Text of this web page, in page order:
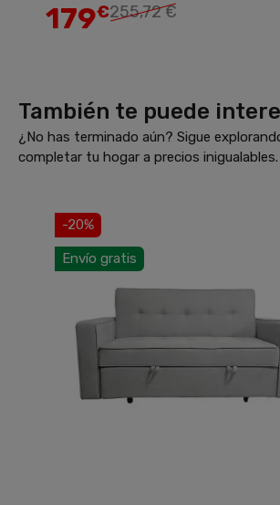
179€255,72 €
También te puede
¿No has terminado aún? Sigue
completar tu hogar a precios
-20%
Envío gratis